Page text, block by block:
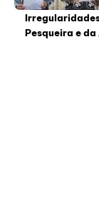
Pesqueira e